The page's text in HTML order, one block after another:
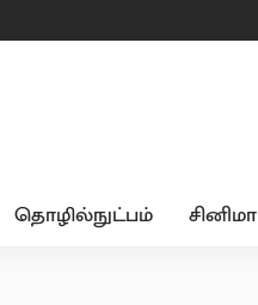
தொழில்நுட்பம் சினிமா